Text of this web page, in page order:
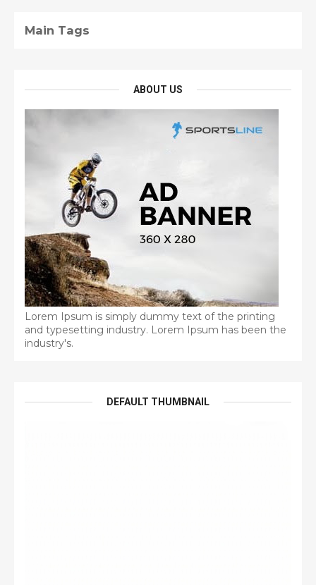
Main Tags
ABOUT US
Lorem Ipsum is simply dummy text of the printing
and typesetting industry. Lorem Ipsum has been the
industry's.
DEFAULT THUMBNAIL